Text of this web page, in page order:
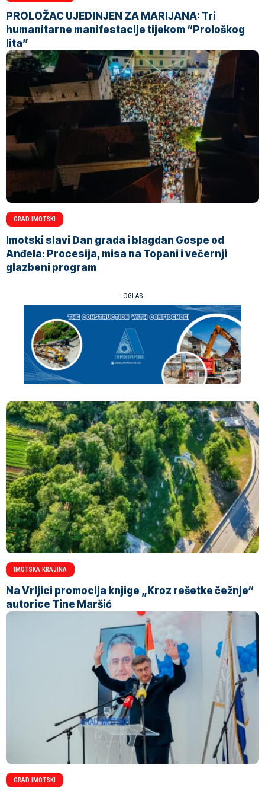
PROLOŽAC UJEDINJEN ZA MARIJANA: Tri
humanitarne manifestacije tijekom “Prološkog
lita”
GRAD IMOTSKI
Imotski slavi Dan grada i blagdan Gospe od
Anđela: Procesija, misa na Topani i večernji
glazbeni program
- OGLAS -
IMOTSKA KRAJINA
Na Vrljici promocija knjige „Kroz rešetke čežnje“
autorice Tine Maršić
GRAD IMOTSKI